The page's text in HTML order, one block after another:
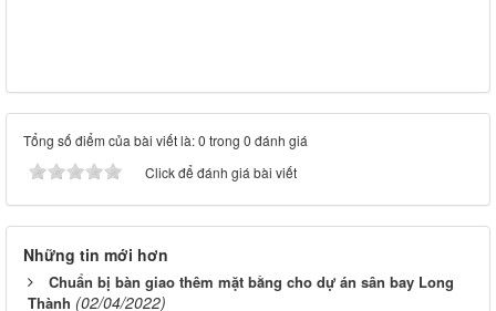
Tổng số điểm của bài viết là: 0 trong 0 đánh giá
Click để đánh giá bài viết
Những tin mới hơn
Chuẩn bị bàn giao thêm mặt bằng cho dự án sân bay Long
Thành (02/04/2022)